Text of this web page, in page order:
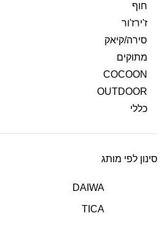
חוף
ז'ירז'ור
סירה/קיאק
מתוקים
COCOON
OUTDOOR
כללי
סינון לפי מותג
DAIWA
TICA